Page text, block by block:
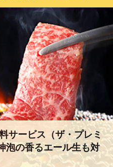
サービス（ザ・プレミ
泡の香るエール生も対